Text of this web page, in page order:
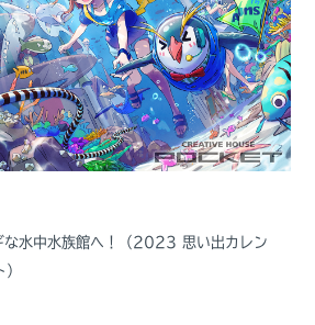
な水中水族館へ！（2023 思い出カレン